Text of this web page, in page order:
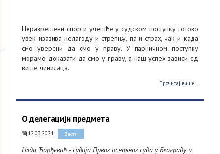
Неразрешени спор и учешће у судском поступку готово
увек изазива нелагоду и стрепњу, па и страх, чак и када
смо уверени да смо у праву. У парничном поступку
морамо доказати да смо у праву, а наш успех зависи од
више чинилаца.
Прочитај више...
О делегацији предмета
12.03.2021 Вести
Нада Ђорђевић - судија Првог основног суда у Београду и